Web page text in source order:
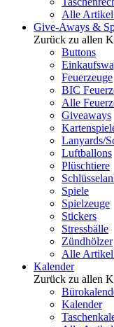
Alle Artikel
Give-Aways &
Zurück zu allen
Buttons
Feuerzeuge
BIC
Alle
Giveaways
Lanyards/
Luftballons
Plüschtiere
Spiele
Spielzeuge
Stickers
Stressbälle
Zündhölzer
Alle Artikel
Kalender
Zurück zu allen
Kalender